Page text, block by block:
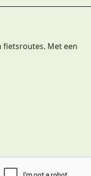
fietsroutes. Met een